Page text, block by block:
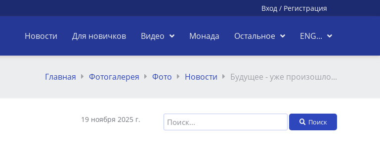
Вход / Регистрация
Новости Для новичков Видео Монада Остальное ENG...
Главная Фотогалерея Фото Новости Будущее - уже произошло...
19 ноября 2025 г.
Поиск